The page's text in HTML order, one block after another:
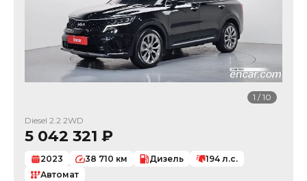
1 /10
Diesel 2.2 2WD
5 042 321 ₽
2023 38 710 км Дизель 194 л.с.
Автомат